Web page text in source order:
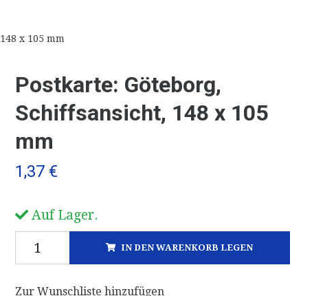
x 105 mm
Postkarte: Göteborg,
Schiffsansicht, 148 x 105
mm
1,37 €
Auf Lager.
IN DEN WARENKORB LEGEN
Zur Wunschliste hinzufügen